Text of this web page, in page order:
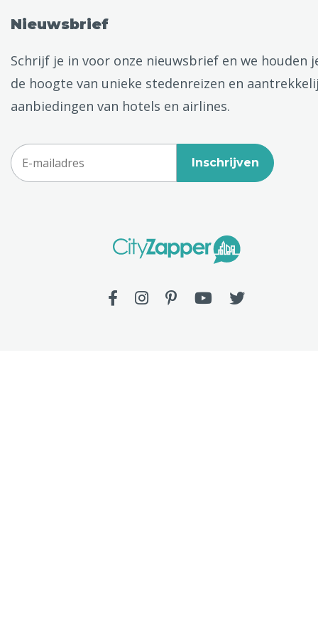
Nieuwsbrief
Schrijf je in voor onze nieuwsbrief en we houden
de hoogte van unieke stedenreizen en
aanbiedingen van hotels en airlines.
Inschrijven